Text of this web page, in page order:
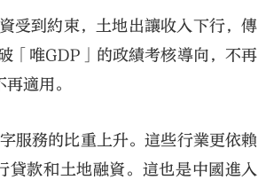
受到約束，土地出讓收入下行，傳
「唯GDP」的政績考核導向，不再
適用。
服務的比重上升。這些行業更依賴
貸款和土地融資。這也是中國進入